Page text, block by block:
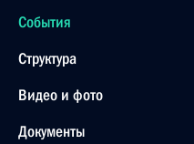
События
Структура
Видео и фото
Документы